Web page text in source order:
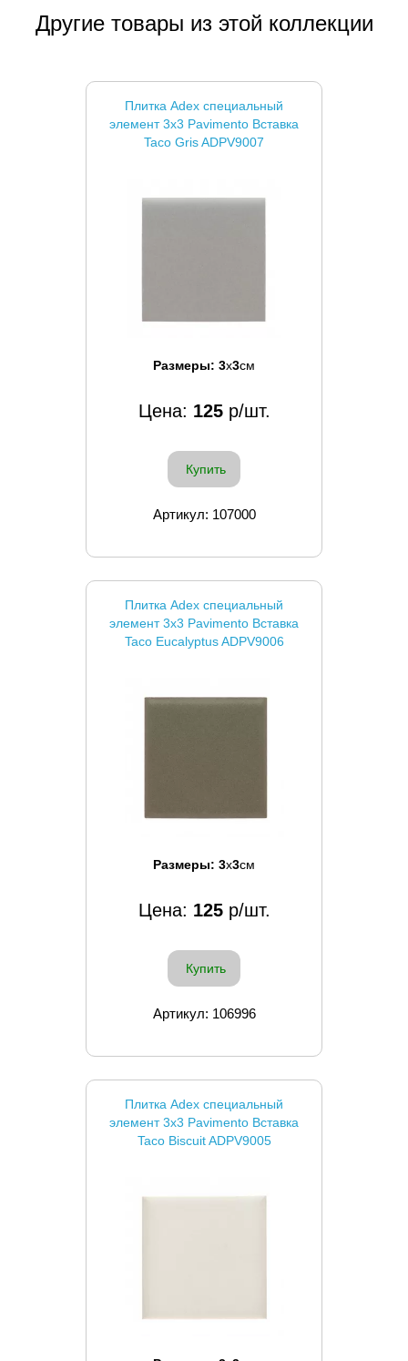
Другие товары из этой коллекции
Плитка Adex специальный
элемент 3x3 Pavimento Вставка
Taco Gris ADPV9007
Размеры: 3x3см
Цена: 125р/шт.
Купить
Артикул: 107000
Плитка Adex специальный
элемент 3x3 Pavimento Вставка
Taco Eucalyptus ADPV9006
Размеры: 3x3см
Цена: 125р/шт.
Купить
Артикул: 106996
Плитка Adex специальный
элемент 3x3 Pavimento Вставка
Taco Biscuit ADPV9005